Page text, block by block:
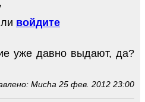
войдите
уже давно выдают, да?
Mucha 25 фев. 2012 23:00